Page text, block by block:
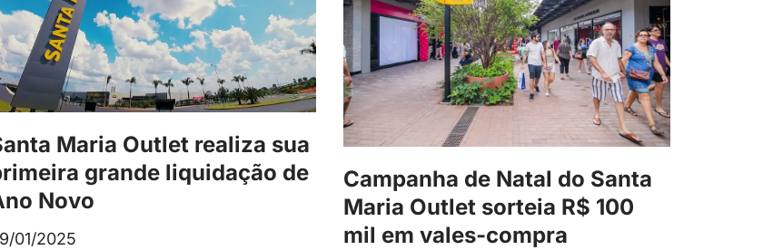
Maria Outlet realiza sua
grande liquidação de
Novo
01/2025
Campanha de Natal do Santa
Maria Outlet sorteia R$ 100
mil em vales-compra